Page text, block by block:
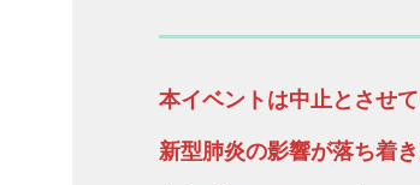
本イベントは中止とさせて
新型肺炎の影響が落ち着